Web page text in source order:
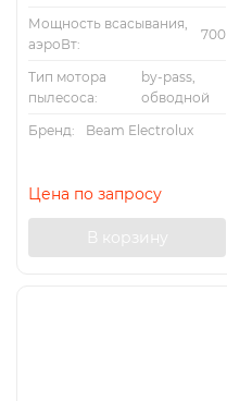
Мощность всасывания,
аэроВт:
700
Тип мотора
пылесоса:
by-pass,
обводной
Бренд:
Beam Electrolux
Цена по запросу
В корзину